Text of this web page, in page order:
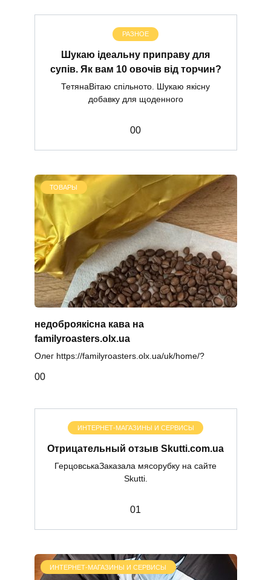
РАЗНОЕ
Шукаю ідеальну приправу для
супів. Як вам 10 овочів від торчин?
ТетянаВітаю спільното. Шукаю якісну
добавку для щоденного
00
ТОВАРЫ
недоброякісна кава на
familyroasters.olx.ua
Олег https://familyroasters.olx.ua/uk/home/?
00
ИНТЕРНЕТ-МАГАЗИНЫ И СЕРВИСЫ
Отрицательный отзыв Skutti.com.ua
ГерцовськаЗаказала мясорубку на сайте
Skutti.
01
ИНТЕРНЕТ-МАГАЗИНЫ И СЕРВИСЫ